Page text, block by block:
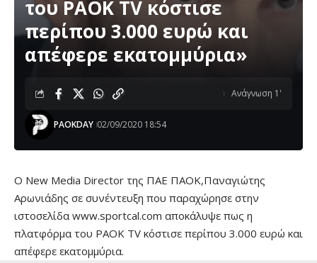
του PAOK TV κόστισε
περίπου 3.000 ευρώ και
απέφερε εκατομμύρια»
PAOKDAY 02/09/2020 18:54
Ανάγνωση 1'
Ο New Media Director της ΠΑΕ ΠΑΟΚ,Παναγιώτης
Αρωνιάδης σε συνέντευξη που παραχώρησε στην
ιστοσελίδα www.sportcal.com αποκάλυψε πως η
πλατφόρμα του PAOK TV κόστισε περίπου 3.000 ευρώ και
απέφερε εκατομμύρια.